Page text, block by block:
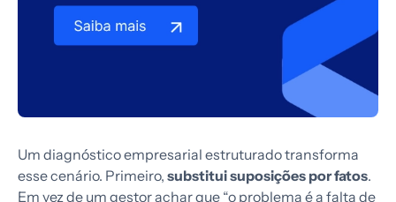
Um diagnóstico empresarial estruturado transforma
esse cenário. Primeiro, substitui suposições por fatos.
Em vez de um gestor achar que “o problema é a falta de